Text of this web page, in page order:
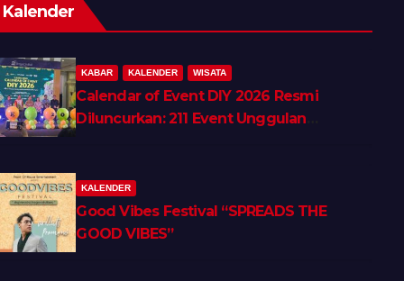
Kalender
KABAR KALENDER WISATA
Calendar of Event DIY 2026 Resmi
Diluncurkan: 211 Event Unggulan
KALENDER
Good Vibes Festival “SPREADS THE
GOOD VIBES”